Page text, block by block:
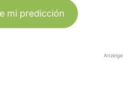
mi predicción
Anzeige